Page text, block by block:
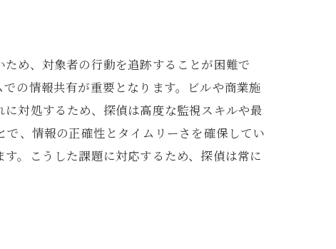
め、対象者の行動を追跡することが困難で
の情報共有が重要となります。ビルや商業施
対処するため、探偵は高度な監視スキルや最
、情報の正確性とタイムリーさを確保してい
。こうした課題に対応するため、探偵は常に